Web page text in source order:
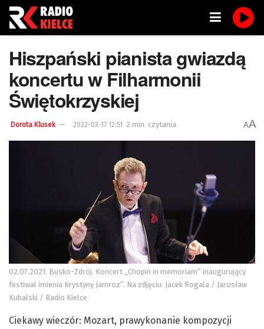
Hiszpański pianista gwiazdą
koncertu w Filharmonii
Świętokrzyskiej
Dorota Klusek 2022-03-17 12:51 2 min. czytania AA
02.07.2021. Busko-Zdrój. Koncert „Chopin in memoriam” inaugurujący
festiwal imienia Krystyny Jamroz”. Na zdjęciu: Jacek Rogala / Jarosław
Kubalski / Radio Kielce
Ciekawy wieczór: Mozart, prawykonanie kompozycji